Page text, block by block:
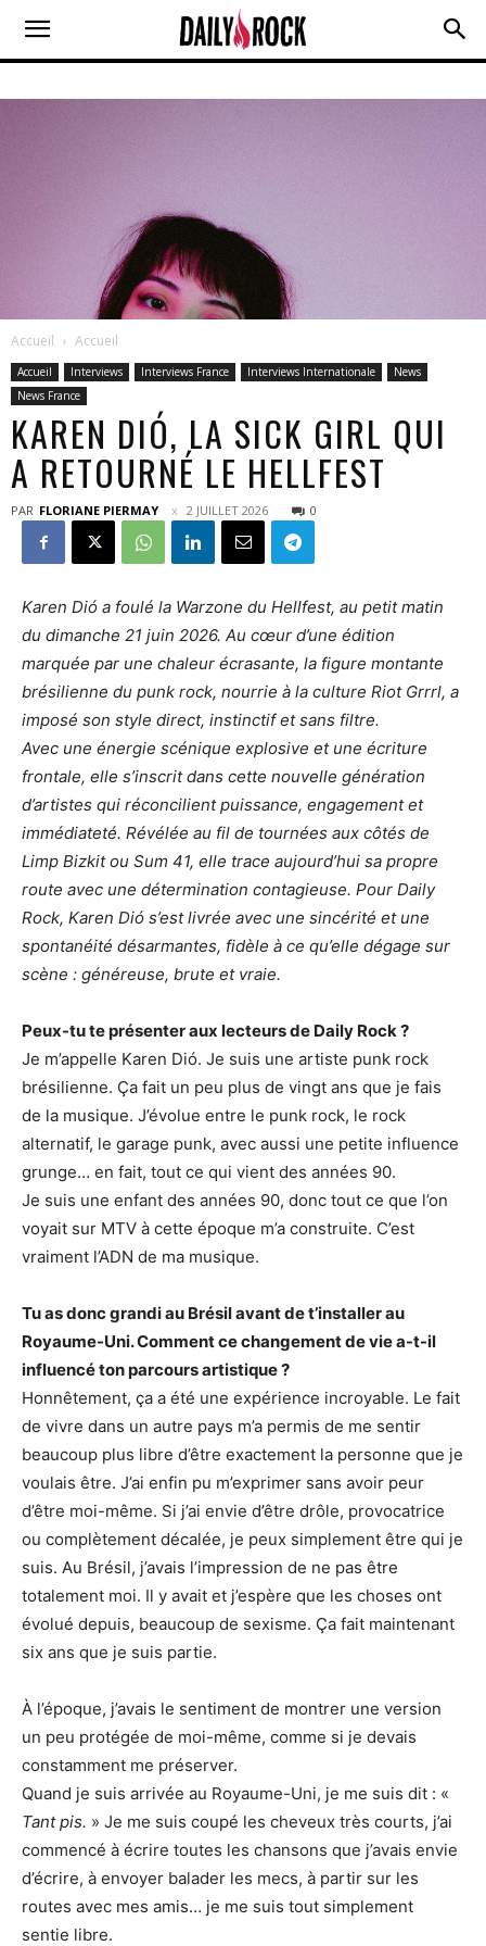
Accueil Accueil
Accueil Interviews Interviews France Interviews Internationale
News
News France
KAREN DIÓ, LA SICK GIRL QUI
A RETOURNÉ LE HELLFEST
PAR FLORIANE PIERMAY 2 JUILLET 2026 0
Karen Dió a foulé la Warzone du Hellfest, au petit matin
du dimanche 21 juin 2026. Au cœur d’une édition
marquée par une chaleur écrasante, la figure montante
brésilienne du punk rock, nourrie à la culture Riot Grrrl, a
imposé son style direct, instinctif et sans filtre.
Avec une énergie scénique explosive et une écriture
frontale, elle s’inscrit dans cette nouvelle génération
d’artistes qui réconcilient puissance, engagement et
immédiateté. Révélée au fil de tournées aux côtés de
Limp Bizkit ou Sum 41, elle trace aujourd’hui sa propre
route avec une détermination contagieuse. Pour Daily
Rock, Karen Dió s’est livrée avec une sincérité et une
spontanéité désarmantes, fidèle à ce qu’elle dégage sur
scène : généreuse, brute et vraie.
Peux-tu te présenter aux lecteurs de Daily Rock ?
Je m’appelle Karen Dió. Je suis une artiste punk rock
brésilienne. Ça fait un peu plus de vingt ans que je fais
de la musique. J’évolue entre le punk rock, le rock
alternatif, le garage punk, avec aussi une petite influence
grunge… en fait, tout ce qui vient des années 90.
Je suis une enfant des années 90, donc tout ce que l’on
voyait sur MTV à cette époque m’a construite. C’est
vraiment l’ADN de ma musique.
Tu as donc grandi au Brésil avant de t’installer au
Royaume-Uni. Comment ce changement de vie a-t-il
influencé ton parcours artistique ?
Honnêtement, ça a été une expérience incroyable. Le fait
de vivre dans un autre pays m’a permis de me sentir
beaucoup plus libre d’être exactement la personne que je
voulais être. J’ai enfin pu m’exprimer sans avoir peur
d’être moi-même. Si j’ai envie d’être drôle, provocatrice
ou complètement décalée, je peux simplement être qui je
suis. Au Brésil, j’avais l’impression de ne pas être
totalement moi. Il y avait et j’espère que les choses ont
évolué depuis, beaucoup de sexisme. Ça fait maintenant
six ans que je suis partie.
À l’époque, j’avais le sentiment de montrer une version
un peu protégée de moi-même, comme si je devais
constamment me préserver.
Quand je suis arrivée au Royaume-Uni, je me suis dit : «
Tant pis. » Je me suis coupé les cheveux très courts, j’ai
commencé à écrire toutes les chansons que j’avais envie
d’écrire, à envoyer balader les mecs, à partir sur les
routes avec mes amis… je me suis tout simplement
sentie libre.